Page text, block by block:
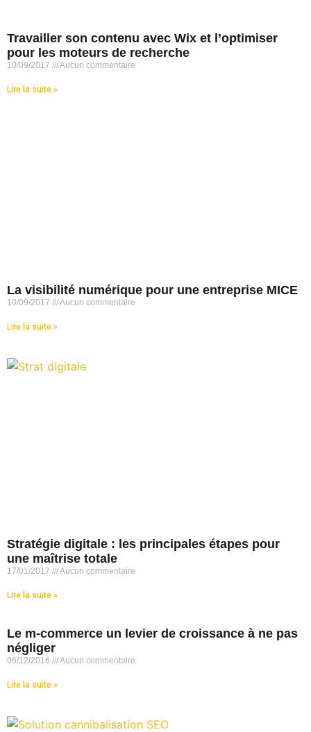
Travailler son contenu avec Wix et l’optimiser
pour les moteurs de recherche
10/09/2017 Aucun commentaire
Lire la suite »
La visibilité numérique pour une entreprise MICE
10/09/2017 Aucun commentaire
Lire la suite »
Stratégie digitale : les principales étapes pour
une maîtrise totale
17/01/2017 Aucun commentaire
Lire la suite »
Le m-commerce un levier de croissance à ne pas
négliger
06/12/2016 Aucun commentaire
Lire la suite »